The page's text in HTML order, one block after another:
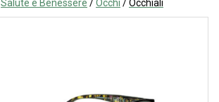
Salute e Benessere /Occhi /Occhiali